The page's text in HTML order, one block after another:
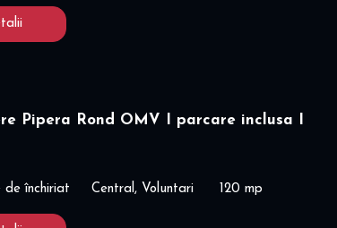
Pipera Rond OMV I parcare inclusa I
de închiriat Central, Voluntari 120 mp